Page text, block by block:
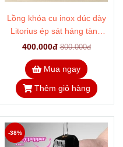
Lồng khóa cu inox đúc dày
Litorius ép sát háng tàng
hình phẳng lì
400.000đ 800.000đ
Mua ngay
Thêm giỏ hàng
-38%